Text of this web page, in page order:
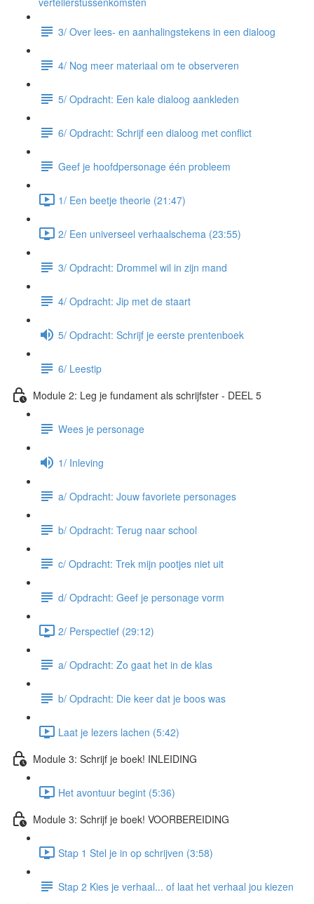
3/ Over lees- en aanhalingstekens in een dialoog
4/ Nog meer materiaal om te observeren
5/ Opdracht: Een kale dialoog aankleden
6/ Opdracht: Schrijf een dialoog met conflict
Geef je hoofdpersonage één probleem
1/ Een beetje theorie (21:47)
2/ Een universeel verhaalschema (23:55)
3/ Opdracht: Drommel wil in zijn mand
4/ Opdracht: Jip met de staart
5/ Opdracht: Schrijf je eerste prentenboek
6/ Leestip
Module 2: Leg je fundament als schrijfster - DEEL 5
Wees je personage
1/ Inleving
a/ Opdracht: Jouw favoriete personages
b/ Opdracht: Terug naar school
c/ Opdracht: Trek mijn pootjes niet uit
d/ Opdracht: Geef je personage vorm
2/ Perspectief (29:12)
a/ Opdracht: Zo gaat het in de klas
b/ Opdracht: Die keer dat je boos was
Laat je lezers lachen (5:42)
Module 3: Schrijf je boek! INLEIDING
Het avontuur begint (5:36)
Module 3: Schrijf je boek! VOORBEREIDING
Stap 1 Stel je in op schrijven (3:58)
Stap 2 Kies je verhaal... of laat het verhaal jou kiezen